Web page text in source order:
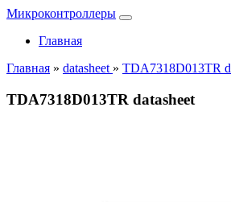
Микроконтроллеры
Главная
Главная » datasheet » TDA7318D013TR
TDA7318D013TR datasheet